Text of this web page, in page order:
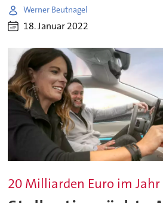
Werner Beutnagel
18. Januar 2022
20 Milliarden Euro im Jahr